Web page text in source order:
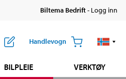
Biltema Bedrift- Logg inn
Handlevogn
BILPLEIE VERKTØY